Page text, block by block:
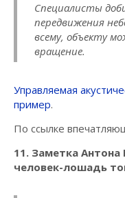
Специалисты
передвижения
всему, объекту
вращение.
Управляемая
пример.
По ссылке
11. Заметка
человек-лошадь